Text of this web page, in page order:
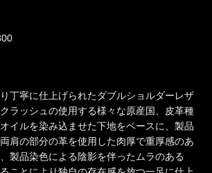
丁寧に仕上げられたダブルショルダーレザ
ラッシュの使用する様々な原産国、皮革種
イルを染み込ませた下地をベースに、製品
肩の部分の革を使用した肉厚で重厚感のあ
製品染色による陰影を伴ったムラのある